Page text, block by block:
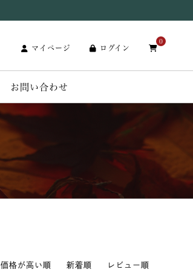
マイページ ログイン
0
お問い合わせ
価格が高い順 新着順 レビュー順